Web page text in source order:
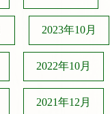
2023年10月
2022年10月
2021年12月